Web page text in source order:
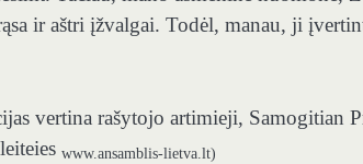
ir aštri įžvalgai. Todėl, manau, ji
vertina rašytojo artimieji, Samogitian
www.ansamblis-lietva.lt)